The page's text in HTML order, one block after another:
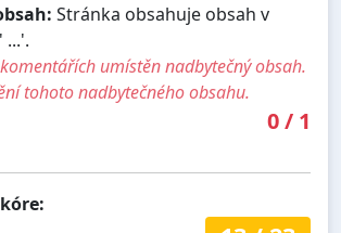
Stránka obsahuje obsah v
...'.
umístěn nadbytečný obsah.
tohoto nadbytečného obsahu.
0/ 1